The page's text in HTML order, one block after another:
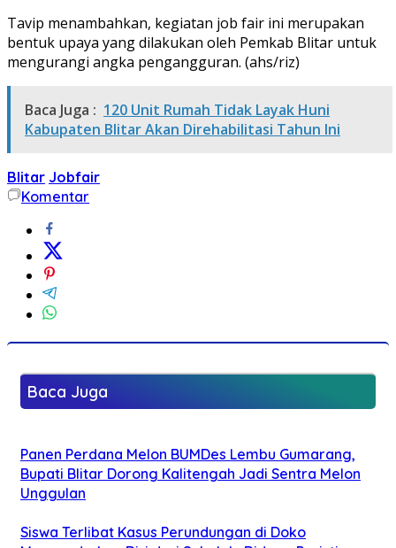
Tavip menambahkan, kegiatan job fair ini merupakan
bentuk upaya yang dilakukan oleh Pemkab Blitar untuk
mengurangi angka pengangguran. (ahs/riz)
Baca Juga : 120 Unit Rumah Tidak Layak Huni
Kabupaten Blitar Akan Direhabilitasi Tahun Ini
Blitar Jobfair
Komentar
Baca Juga
Panen Perdana Melon BUMDes Lembu Gumarang,
Bupati Blitar Dorong Kalitengah Jadi Sentra Melon
Unggulan
Siswa Terlibat Kasus Perundungan di Doko